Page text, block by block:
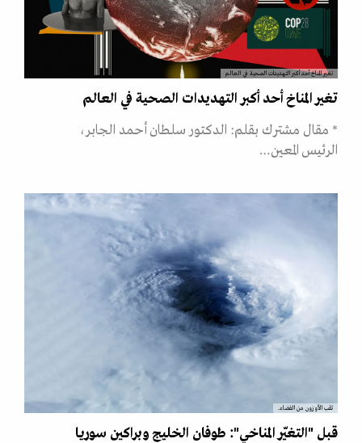
تغير المناخ أحد أكبر التهديدات الصحية في العالم
تغير المناخ أحد أكبر التهديدات الصحية في العالم
* مقال مشترك بقلم: الدكتور سلطان أحمد الجابر،
الرئيس المعين…
ثقب الأوزون من الفضاء.
قبل "التغيّر المناخي": طوفان الخليج وبراكين سوريا